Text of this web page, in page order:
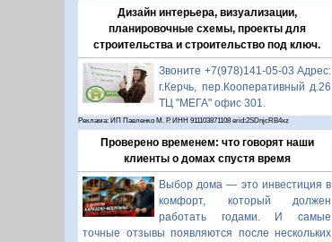
Дизайн интерьера, визуализации,
планировочные схемы, проекты для
строительства и строительство под ключ.
Звоните +7(978)141-05-03 Адрес:
г.Керчь, пер.Кооперативный д.26
ТЦ "МЕГА" офис 301.
Реклама: ИП Павленко М. Р. ИНН 911103871108 erid:2SDnjcRB4xz
Проверено временем: что говорят наши
клиенты о домах спустя время
Выбор дома — это инвестиция в
комфорт, который должен
работать годами. И самые
точные отзывы появляются после нескольких